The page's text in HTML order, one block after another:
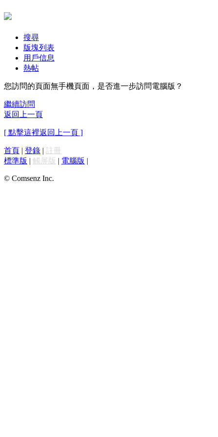
搜尋
版塊列表
用戶信息
熱帖
您訪問的頁面無手機頁面，是否進一步訪問電腦版？
繼續訪問
返回上一頁
[ 點擊這裡返回上一頁 ]
首頁 | 登錄 | 註冊
標準版 | 觸屏版 | 電腦版 |
© Comsenz Inc.